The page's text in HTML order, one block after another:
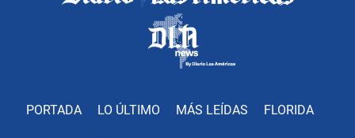
PORTADA LO ÚLTIMO MÁS LEÍDAS FLORIDA